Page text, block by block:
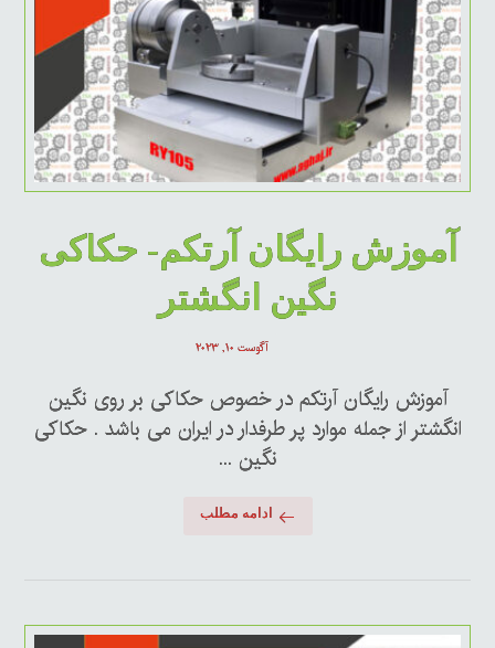
آموزش رایگان آرتکم- حکاکی
نگین انگشتر
آگوست ۱۰, ۲۰۲۳
آموزش رایگان آرتکم در خصوص حکاکی بر روی نگین
انگشتر از جمله موارد پر طرفدار در ایران می باشد . حکاکی
نگین ...
ادامه مطلب